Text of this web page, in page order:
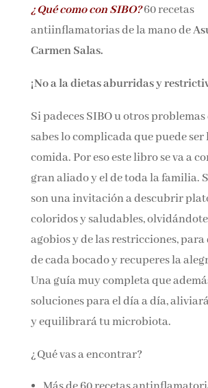
¿Qué como con SIBO?60 recetas
antiinflamatorias de la mano de
yCarmen Salas.
¡No a la dietas aburridas y
Si padeces SIBO u otros
sabes lo complicada que puede ser
comida. Por eso este libro se va a
tu gran aliado y el de toda la
páginas son una invitación a
sabrosos, coloridos y saludables,
de los agobios y de las
disfrutes de cada bocado y
de comer. Una guía muy completa
de ofrecerte soluciones para el día
aliviará tus síntomas y equilibrará tu
Nombre*
Por favor, acepta los
términos y
de privacidad